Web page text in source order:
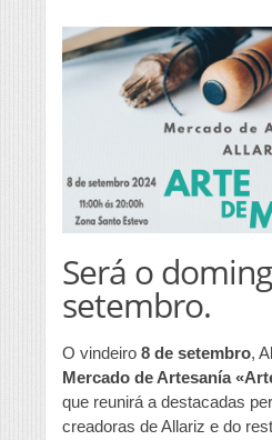
Será o
setembro.
O vindeiro 8 de setembro,
Mercado de Artesanía
que reunirá a destacadas
creadoras de Allariz e do